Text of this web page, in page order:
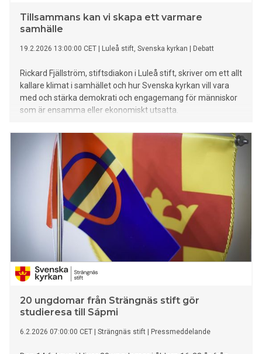
Tillsammans kan vi skapa ett varmare
samhälle
19.2.2026 13:00:00 CET Luleå stift, Svenska kyrkan Debatt
Rickard Fjällström, stiftsdiakon i Luleå stift, skriver om ett allt
kallare klimat i samhället och hur Svenska kyrkan vill vara
med och stärka demokrati och engagemang för människor
som är ensamma eller ekonomiskt utsatta.
20 ungdomar från Strängnäs stift gör
studieresa till Sápmi
6.2.2026 07:00:00 CET Strängnäs stift Pressmeddelande